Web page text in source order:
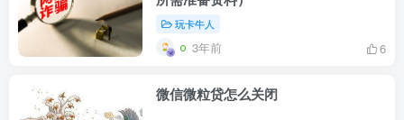
玩卡牛人
3年前 6
微信微粒贷怎么关闭